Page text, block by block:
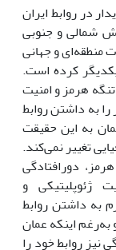
در روابط ایران
شمالی و جنوبی
منطقه‌ای و جهانی
کرده است.
هرمز و امنیت
به داشتن روابط
به این حقیقت
تغییر نمی‌کند.
دورافتادگی
ژئوپلیتیکی و
به داشتن روابط
اینکه عمان
نیز روابط خود را